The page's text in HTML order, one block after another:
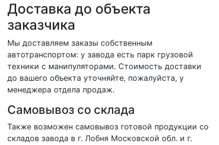
Доставка до объекта
заказчика
Мы доставляем заказы собственным
автотранспортом: у завода есть парк грузовой
техники с манипуляторами. Стоимость доставки
до вашего объекта уточняйте, пожалуйста, у
менеджера отдела продаж.
Самовывоз со склада
Также возможен самовывоз готовой продукции со
складов завода в г. Лобня Московской обл. и г.